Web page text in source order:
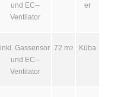
und EC-­
Ventilator
er
inkl. Gas­sensor
und EC-­
Ventilator
72 m2 Küba